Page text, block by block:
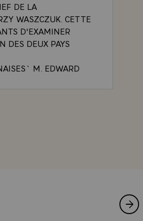
DE LA
WASZCZUK. CETTE
D'EXAMINER
DES DEUX PAYS
M. EDWARD
SE DEVELOPPENT
DE LA
20 JUIN 1975
FACTEUR
DE
SUR LA VISITE EN